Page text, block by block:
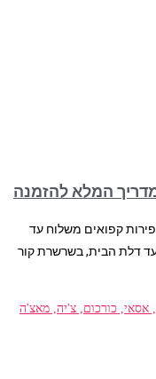
המלא להזמנה
קפואים משלוח עד
דלת הבית, בשרשרת קור